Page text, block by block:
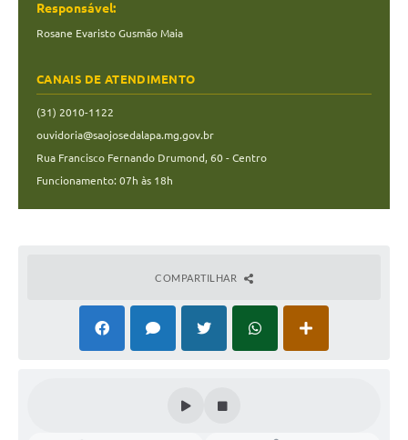
Responsável:
Rosane Evaristo Gusmão Maia
CANAIS DE ATENDIMENTO
(31) 2010-1122
ouvidoria@saojosedalapa.mg.gov.br
Rua Francisco Fernando Drumond, 60 - Centro
Funcionamento: 07h às 18h
COMPARTILHAR